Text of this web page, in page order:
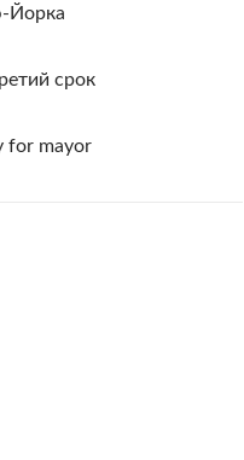
Йорка
срок
for mayor